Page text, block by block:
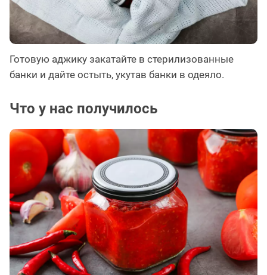
Готовую аджику закатайте в стерилизованные
банки и дайте остыть, укутав банки в одеяло.
Что у нас получилось